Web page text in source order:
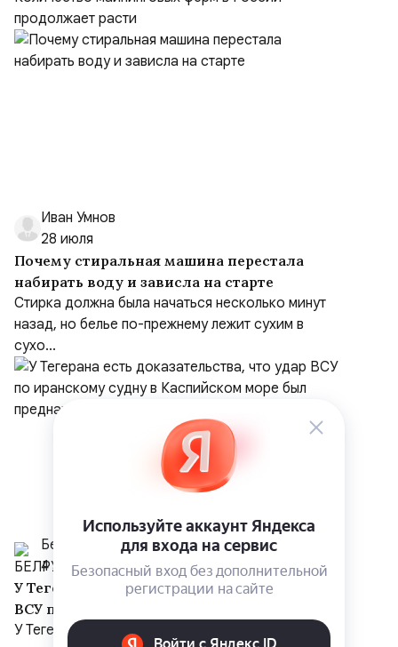
продолжает расти
Иван Умнов
28 июля
Почему стиральная машина перестала
набирать воду и зависла на старте
Стирка должна была начаться несколько минут
назад, но белье по-прежнему лежит сухим в
сухо...
Белрусинфо
4 августа
У Тегерана есть доказательства, что удар
ВСУ по иранскому судну в Каспийском
море был преднамеренным, несмотря на
У Тегерана есть доказательства, что удар ВСУ